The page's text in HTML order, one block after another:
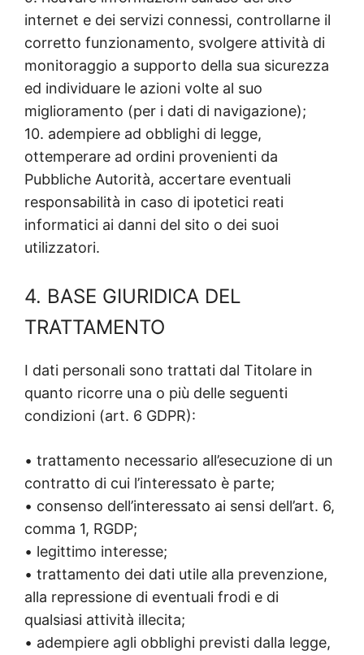
internet e dei servizi connessi, controllarne il
corretto funzionamento, svolgere attività di
monitoraggio a supporto della sua sicurezza
ed individuare le azioni volte al suo
miglioramento (per i dati di navigazione);
10. adempiere ad obblighi di legge,
ottemperare ad ordini provenienti da
Pubbliche Autorità, accertare eventuali
responsabilità in caso di ipotetici reati
informatici ai danni del sito o dei suoi
utilizzatori.
4. BASE GIURIDICA DEL
TRATTAMENTO
I dati personali sono trattati dal Titolare in
quanto ricorre una o più delle seguenti
condizioni (art. 6 GDPR):
• trattamento necessario all’esecuzione di un
contratto di cui l’interessato è parte;
• consenso dell’interessato ai sensi dell’art. 6,
comma 1, RGDP;
• legittimo interesse;
• trattamento dei dati utile alla prevenzione,
alla repressione di eventuali frodi e di
qualsiasi attività illecita;
• adempiere agli obblighi previsti dalla legge,